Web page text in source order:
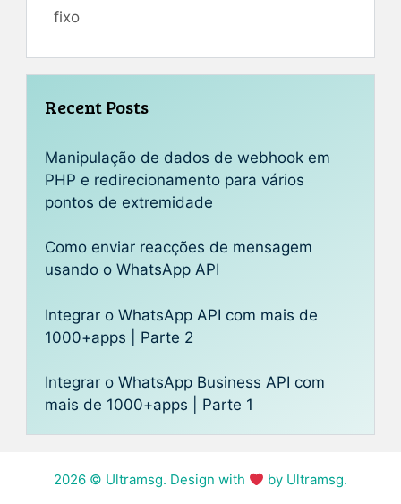
fixo
Recent Posts
Manipulação de dados de webhook em
PHP e redirecionamento para vários
pontos de extremidade
Como enviar reacções de mensagem
usando o WhatsApp API
Integrar o WhatsApp API com mais de
1000+apps | Parte 2
Integrar o WhatsApp Business API com
mais de 1000+apps | Parte 1
2026 © Ultramsg. Design with by Ultramsg.